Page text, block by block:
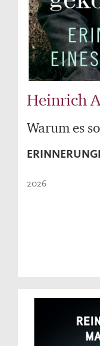
Heinrich
Warum es
2026